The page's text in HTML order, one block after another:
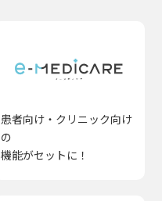
患者向け・クリニック向け
の
機能がセットに！